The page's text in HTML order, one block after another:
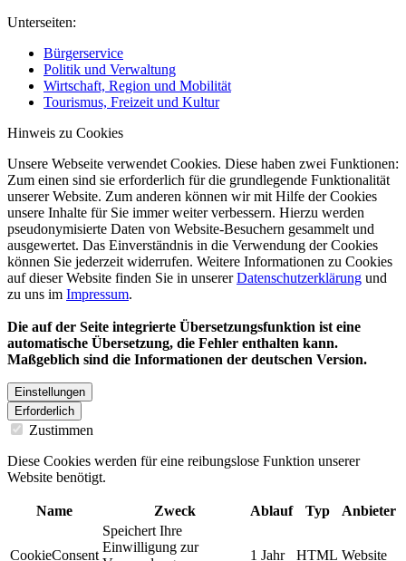
Unterseiten:
Bürgerservice
Politik und Verwaltung
Wirtschaft, Region und Mobilität
Tourismus, Freizeit und Kultur
Hinweis zu Cookies
Unsere Webseite verwendet Cookies. Diese haben zwei Funktionen:
Zum einen sind sie erforderlich für die grundlegende Funktionalität
unserer Website. Zum anderen können wir mit Hilfe der Cookies
unsere Inhalte für Sie immer weiter verbessern. Hierzu werden
pseudonymisierte Daten von Website-Besuchern gesammelt und
ausgewertet. Das Einverständnis in die Verwendung der Cookies
können Sie jederzeit widerrufen. Weitere Informationen zu Cookies
auf dieser Website finden Sie in unsererDatenschutzerklärung und
zu uns im Impressum.
Die auf der Seite integrierte Übersetzungsfunktion ist eine
automatische Übersetzung, die Fehler enthalten kann.
Maßgeblich sind die Informationen der deutschen Version.
Einstellungen
Erforderlich
Zustimmen
Diese Cookies werden für eine reibungslose Funktion unserer
Website benötigt.
Name Zweck Ablauf Typ Anbieter
CookieConsent
Speichert Ihre
Einwilligung zur
1 Jahr HTML Website